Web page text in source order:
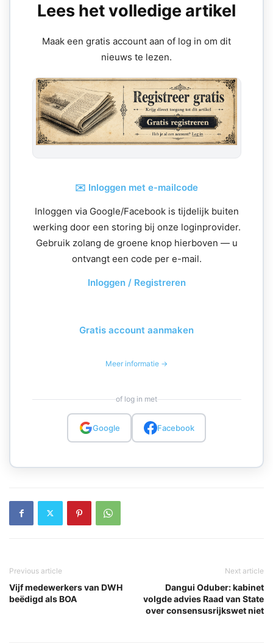
Lees het volledige artikel
Maak een gratis account aan of log in om dit
nieuws te lezen.
✉️ Inloggen met e-mailcode
Inloggen via Google/Facebook is tijdelijk buiten
werking door een storing bij onze loginprovider.
Gebruik zolang de groene knop hierboven — u
ontvangt een code per e-mail.
Inloggen / Registreren
Gratis account aanmaken
Meer informatie →
of log in met
Google Facebook
Previous article
Vijf medewerkers van DWH
beëdigd als BOA
Next article
Dangui Oduber: kabinet
volgde advies Raad van State
over consensusrijkswet niet